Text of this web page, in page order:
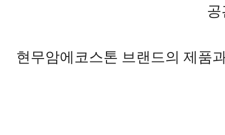
현무암에코스톤 브랜드의 제품